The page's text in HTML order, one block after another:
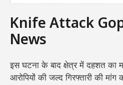
Knife Attack
News
इस घटना के बाद क्षेत्र में दहशत का
आरोपियों की जल्द गिरफ्तारी की